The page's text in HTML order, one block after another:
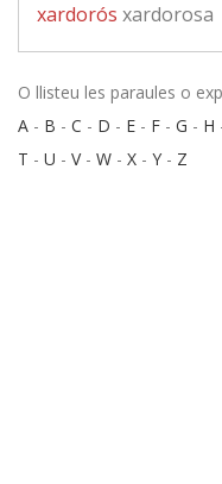
xardorós xardorosa
O llisteu les paraules o
A - B - C - D - E - F - G - H
T - U - V- W - X - Y - Z